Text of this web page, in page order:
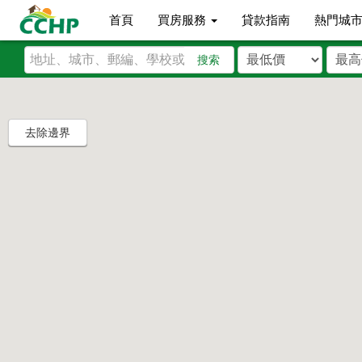
首頁 買房服務 貸款指南 熱門城
搜索
去除邊界